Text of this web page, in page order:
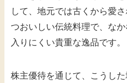
して、地元では古くから愛
つおいしい伝統料理で、な
入りにくい貴重な逸品です。
株主優待を通じて、こうし